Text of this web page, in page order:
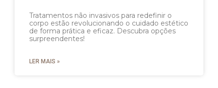
Tratamentos não invasivos para redefinir o
corpo estão revolucionando o cuidado estético
de forma prática e eficaz. Descubra opções
surpreendentes!
LER MAIS »